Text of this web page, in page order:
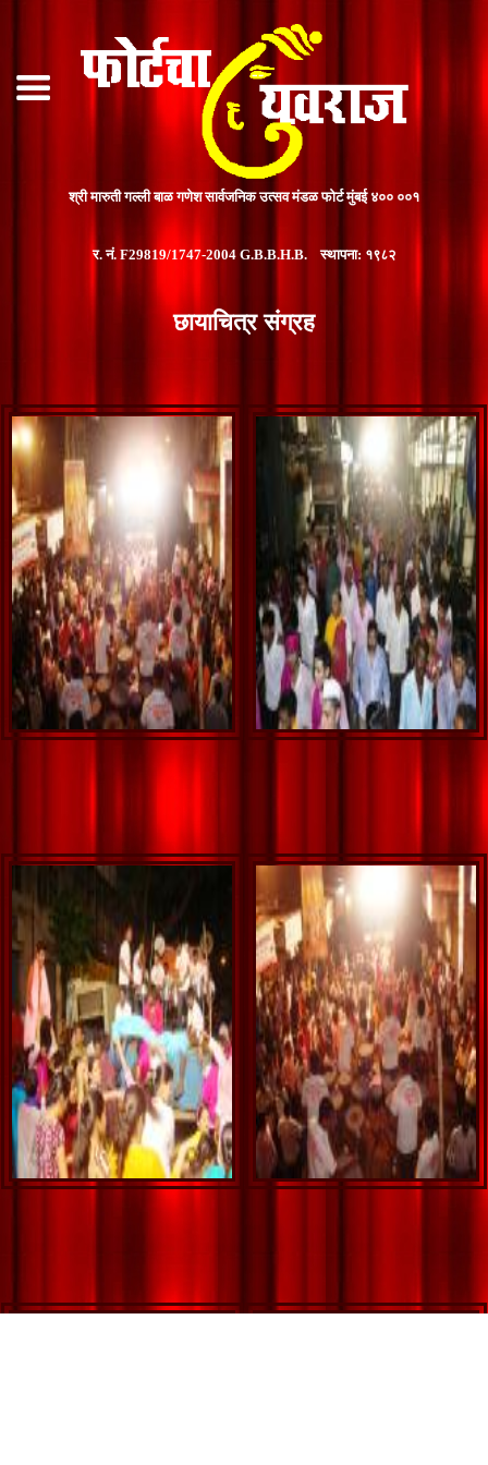
श्री मारुती गल्ली बाळ गणेश सार्वजनिक उत्सव मंडळ फोर्ट मुंबई ४०० ००१
र. नं. F29819/1747-2004 G.B.B.H.B. स्थापना: १९८२
छायाचित्र संग्रह